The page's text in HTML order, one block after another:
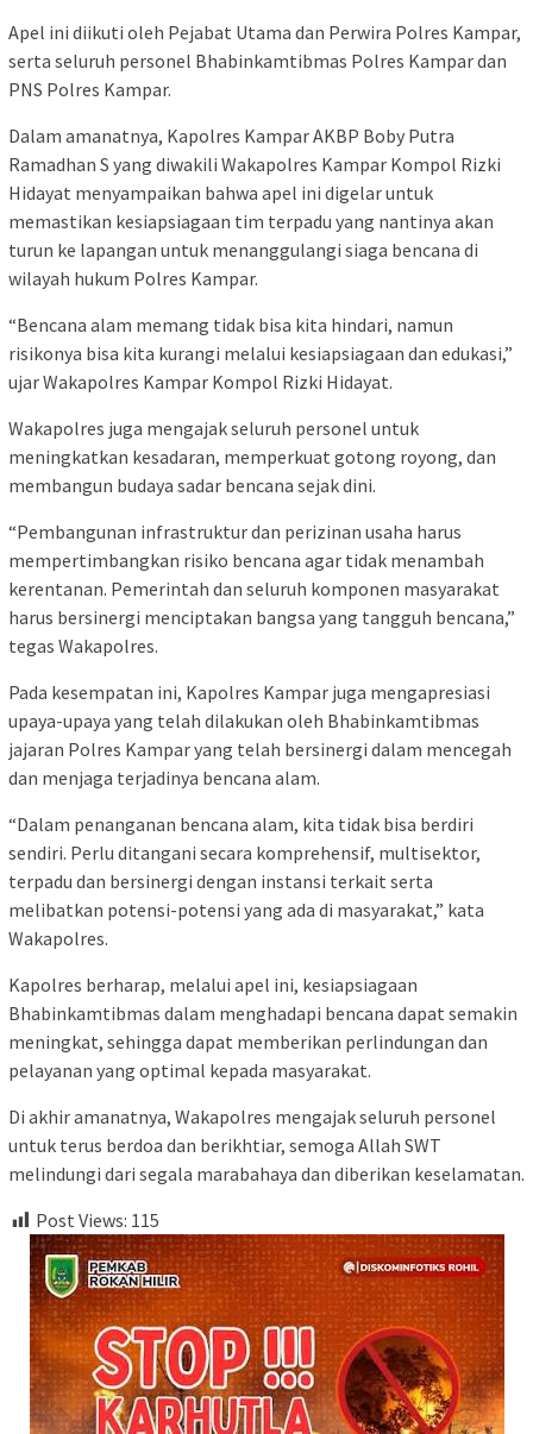
Apel ini diikuti oleh Pejabat Utama dan Perwira Polres Kampar,
serta seluruh personel Bhabinkamtibmas Polres Kampar dan
PNS Polres Kampar.
Dalam amanatnya, Kapolres Kampar AKBP Boby Putra
Ramadhan S yang diwakili Wakapolres Kampar Kompol Rizki
Hidayat menyampaikan bahwa apel ini digelar untuk
memastikan kesiapsiagaan tim terpadu yang nantinya akan
turun ke lapangan untuk menanggulangi siaga bencana di
wilayah hukum Polres Kampar.
“Bencana alam memang tidak bisa kita hindari, namun
risikonya bisa kita kurangi melalui kesiapsiagaan dan edukasi,”
ujar Wakapolres Kampar Kompol Rizki Hidayat.
Wakapolres juga mengajak seluruh personel untuk
meningkatkan kesadaran, memperkuat gotong royong, dan
membangun budaya sadar bencana sejak dini.
“Pembangunan infrastruktur dan perizinan usaha harus
mempertimbangkan risiko bencana agar tidak menambah
kerentanan. Pemerintah dan seluruh komponen masyarakat
harus bersinergi menciptakan bangsa yang tangguh bencana,”
tegas Wakapolres.
Pada kesempatan ini, Kapolres Kampar juga mengapresiasi
upaya-upaya yang telah dilakukan oleh Bhabinkamtibmas
jajaran Polres Kampar yang telah bersinergi dalam mencegah
dan menjaga terjadinya bencana alam.
“Dalam penanganan bencana alam, kita tidak bisa berdiri
sendiri. Perlu ditangani secara komprehensif, multisektor,
terpadu dan bersinergi dengan instansi terkait serta
melibatkan potensi-potensi yang ada di masyarakat,” kata
Wakapolres.
Kapolres berharap, melalui apel ini, kesiapsiagaan
Bhabinkamtibmas dalam menghadapi bencana dapat semakin
meningkat, sehingga dapat memberikan perlindungan dan
pelayanan yang optimal kepada masyarakat.
Di akhir amanatnya, Wakapolres mengajak seluruh personel
untuk terus berdoa dan berikhtiar, semoga Allah SWT
melindungi dari segala marabahaya dan diberikan keselamatan.
Post Views: 115